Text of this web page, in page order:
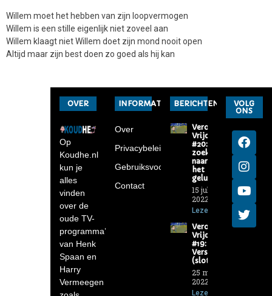
Willem moet het hebben van zijn loopvermogen
Willem is een stille eigenlijk niet zoveel aan
Willem klaagt niet Willem doet zijn mond nooit open
Altijd maar zijn best doen zo goed als hij kan
OVER
Op
Koudhe.nl
kun je
alles
vinden
over de
oude TV-
programma’s
van Henk
Spaan en
Harry
Vermeegen
INFORMATIE
Over
Privacybeleid
Gebruiksvoorwaarden
Contact
BERICHTEN
Verona-
Vrijdag
#20: Op
zoek
naar
het
geluk
15 juli
2022
Lezen »
Verona-
Vrijdag
#19: De
Versierders
(slot)
25 maart
2022
Lezen »
VOLG
ONS